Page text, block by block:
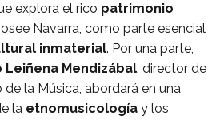
explora el rico patrimonio
Navarra, como parte esencial
inmaterial. Por una parte,
Mendizábal, director de
de la Música, abordará en una
la etnomusicología y los